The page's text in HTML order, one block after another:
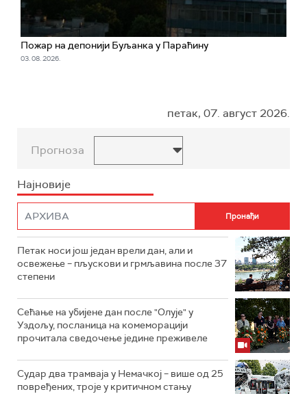
Пожар на депонији Буљанка у Параћину
03. 08. 2026.
петак, 07. август 2026.
Прогноза
Најновије
Петак носи још један врели дан, али и
освежење – пљускови и грмљавина после 37
степени
Сећање на убијене дан после "Олује" у
Уздољу, посланица на комеморацији
прочитала сведочење једине преживеле
Судар два трамваја у Немачкој – више од 25
повређених, троје у критичном стању